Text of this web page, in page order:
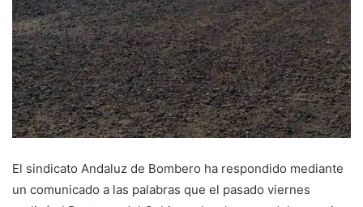
El sindicato Andaluz de Bombero ha respondido mediante
un comunicado a las palabras que el pasado viernes